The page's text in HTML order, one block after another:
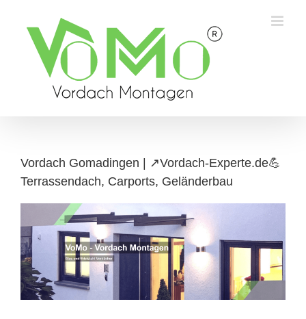
content
Vordach Gomadingen | ↗️Vordach-Experte.de💪
Terrassendach, Carports, Geländerbau